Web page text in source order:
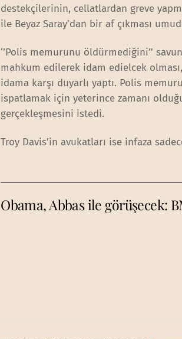
destekçilerinin, cellatlardan greve
ile Beyaz Saray’dan bir af çıkması
‘’Polis memurunu öldürmediğini’’
mahkum edilerek idam edielcek
idama karşı duyarlı yaptı. Polis
ispatlamak için yeterince zamanı
gerçekleşmesini istedi.
Troy Davis’in avukatları ise infaza
Obama, Abbas ile görüşecek: